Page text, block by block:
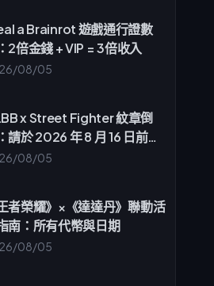
結
a Brainrot 遊戲通行證數
2倍金錢 + VIP = 3倍收入
08/05
x Street Fighter 紋章倒
請於 2026 年 8 月 16 日前使
畢08/05
者榮耀》×《達達丹》聯動活
南：所有代幣與日期
08/05